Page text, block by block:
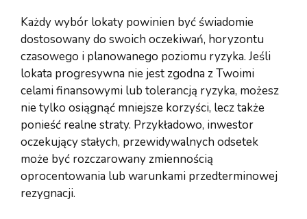
Każdy wybór lokaty powinien być świadomie
dostosowany do swoich oczekiwań, horyzontu
czasowego i planowanego poziomu ryzyka. Jeśli
lokata progresywna nie jest zgodna z Twoimi
celami finansowymi lub tolerancją ryzyka, możesz
nie tylko osiągnąć mniejsze korzyści, lecz także
ponieść realne straty. Przykładowo, inwestor
oczekujący stałych, przewidywalnych odsetek
może być rozczarowany zmiennością
oprocentowania lub warunkami przedterminowej
rezygnacji.